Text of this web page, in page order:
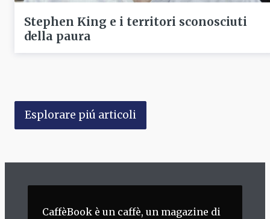
Stephen King e i territori sconosciuti
della paura
Esplorare piú articoli
CaffèBook è un caffè, un magazine di